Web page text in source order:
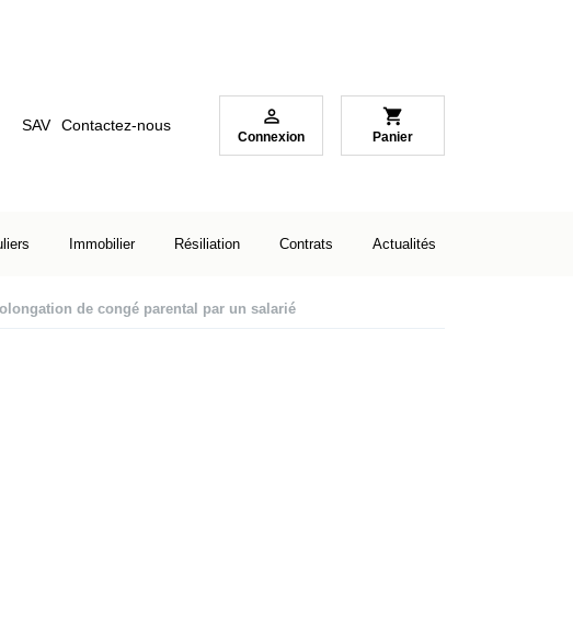
SAV Contactez-nous 
Connexion
shopping_cart
Panier
Immobilier Résiliation Contrats Actualités
de congé parental par un salarié